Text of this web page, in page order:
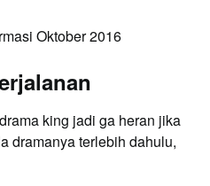
Oktober 2016
king jadi ga heran jika
dramanya terlebih dahulu,